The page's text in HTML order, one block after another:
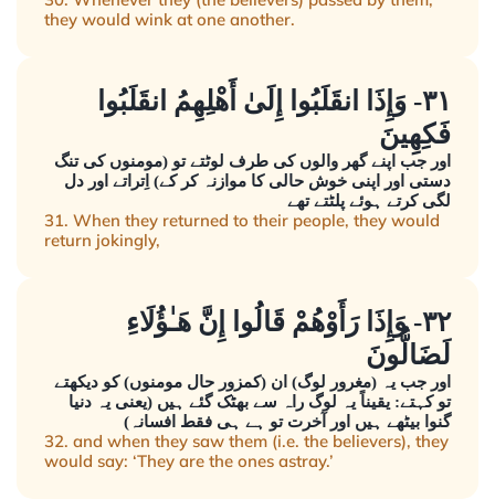
they would wink at one another.
٣١- وَإِذَا انقَلَبُوا إِلَىٰ أَهْلِهِمُ انقَلَبُوا
فَكِهِينَ
اور جب اپنے گھر والوں کی طرف لوٹتے تو (مومنوں کی تنگ
دستی اور اپنی خوش حالی کا موازنہ کر کے) اِتراتے اور دل
لگی کرتے ہوئے پلٹتے تھے
31. When they returned to their people, they would
return jokingly,
٣٢- وَإِذَا رَأَوْهُمْ قَالُوا إِنَّ هَـٰؤُلَاءِ
لَضَالُّونَ
اور جب یہ (مغرور لوگ) ان (کمزور حال مومنوں) کو دیکھتے
تو کہتے: یقیناً یہ لوگ راہ سے بھٹک گئے ہیں (یعنی یہ دنیا
گنوا بیٹھے ہیں اور آخرت تو ہے ہی فقط افسانہ)
32. and when they saw them (i.e. the believers), they
would say: ‘They are the ones astray.’